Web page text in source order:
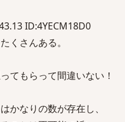
ID:4YECM18D0
くさんある。
てもらって間違いない！
かなりの数が存在し、